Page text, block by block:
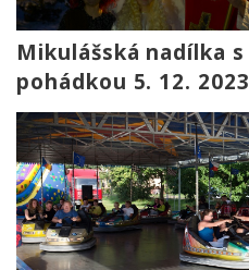
Mikulášská nadílka s
pohádkou 5. 12. 2023